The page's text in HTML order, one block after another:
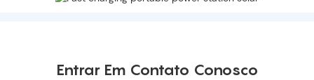
Entrar Em Contato Conosco